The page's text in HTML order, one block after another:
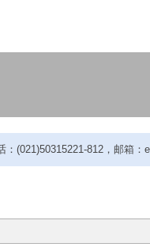
(021)50315221-812，邮箱：